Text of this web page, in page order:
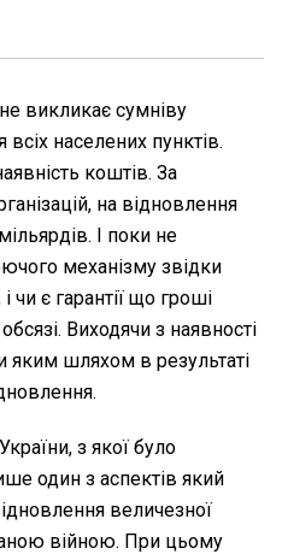
викликає сумніву
всіх населених пунктів.
коштів. За
на відновлення
І поки не
механізму звідки
чи є гарантії що гроші
Виходячи з наявності
яким шляхом в результаті
з якої було
один з аспектів який
величезної
війною. При цьому